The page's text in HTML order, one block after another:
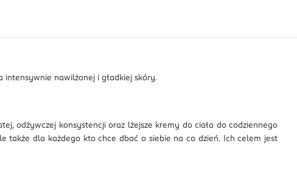
intensywnie nawilżonej i gładkiej skóry.
odżywczej konsystencji oraz lżejsze kremy do ciała do codziennego
także dla każdego kto chce dbać o siebie na co dzień. Ich celem jest